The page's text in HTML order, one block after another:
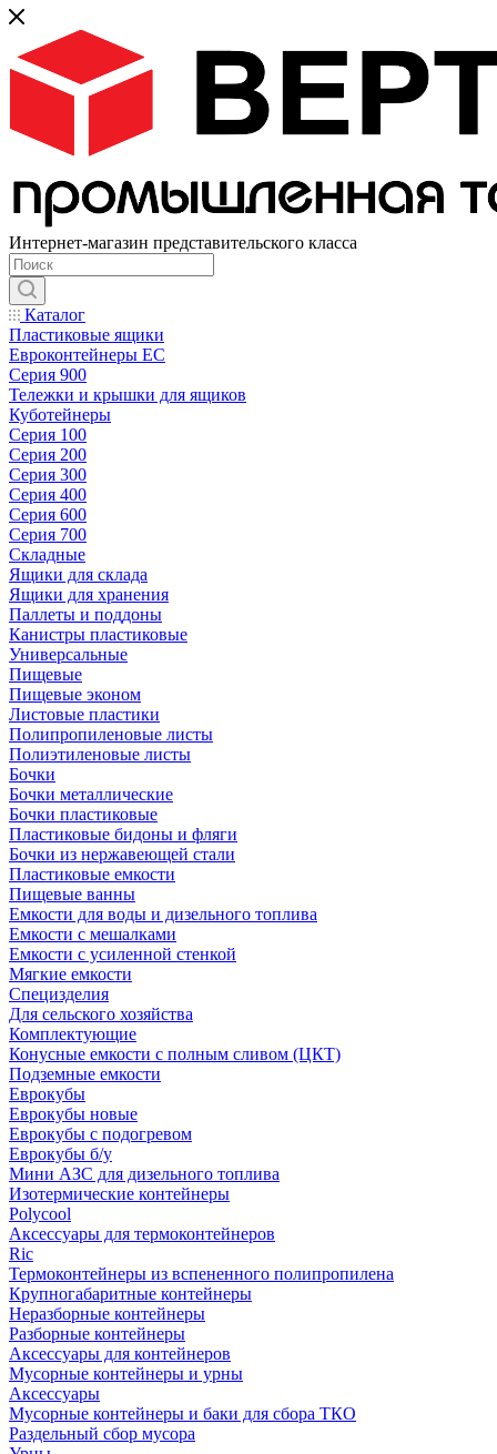
Интернет-магазин представительского класса
Каталог
Пластиковые ящики
Евроконтейнеры ЕС
Серия 900
Тележки и крышки для ящиков
Куботейнеры
Серия 100
Серия 200
Серия 300
Серия 400
Серия 600
Серия 700
Складные
Ящики для склада
Ящики для хранения
Паллеты и поддоны
Канистры пластиковые
Универсальные
Пищевые
Пищевые эконом
Листовые пластики
Полипропиленовые листы
Полиэтиленовые листы
Бочки
Бочки металлические
Бочки пластиковые
Пластиковые бидоны и фляги
Бочки из нержавеющей стали
Пластиковые емкости
Пищевые ванны
Емкости для воды и дизельного топлива
Емкости с мешалками
Емкости с усиленной стенкой
Мягкие емкости
Специзделия
Для сельского хозяйства
Комплектующие
Конусные емкости с полным сливом (ЦКТ)
Подземные емкости
Еврокубы
Еврокубы новые
Еврокубы с подогревом
Еврокубы б/у
Мини АЗС для дизельного топлива
Изотермические контейнеры
Polycool
Аксессуары для термоконтейнеров
Ric
Термоконтейнеры из вспененного полипропилена
Крупногабаритные контейнеры
Неразборные контейнеры
Разборные контейнеры
Аксессуары для контейнеров
Мусорные контейнеры и урны
Аксессуары
Мусорные контейнеры и баки для сбора ТКО
Раздельный сбор мусора